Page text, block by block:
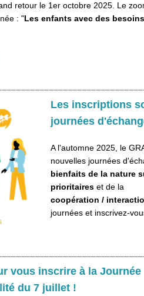
retour le 1er octobre 2025. Le
: "Les enfants avec des besoins
Les inscriptions
journées
A l'automne 2025, le
nouvelles journées
bienfaits de la nature
prioritaires et de la
coopération /
journées et inscrivez-
vous inscrire à la Journée
du 7 juillet !